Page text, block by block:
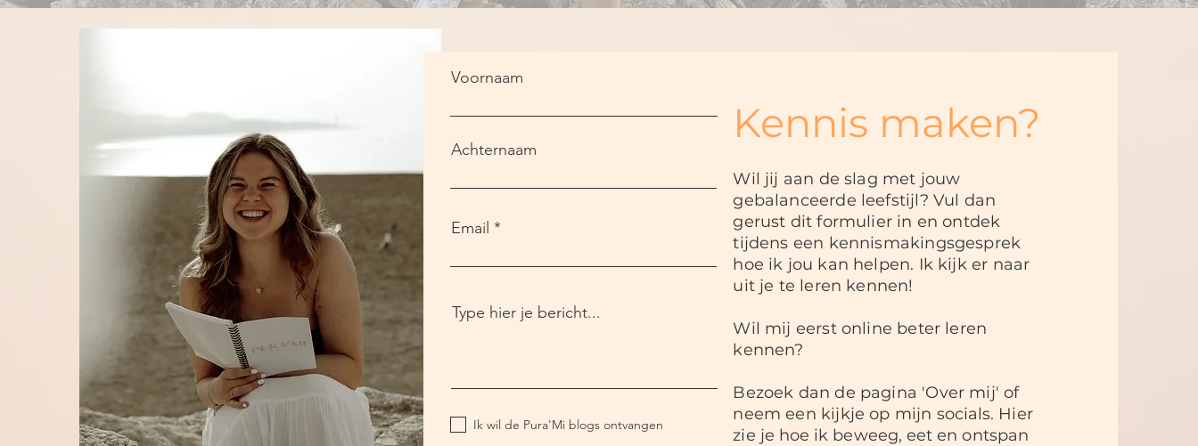
Voornaam
Achternaam
Email
Type hier je bericht...
Ik wil de Pura'Mi blogs ontvangen
Kennis maken?
Wil jij aan de slag met jouw
gebalanceerde leefstijl? Vul dan
gerust dit formulier in en ontdek
tijdens een kennismakingsgesprek
hoe ik jou kan helpen. Ik kijk er naar
uit je te leren kennen!
Wil mij eerst online beter leren
kennen?
Bezoek dan de pagina 'Over mij' of
neem een kijkje op mijn socials. Hier
zie je hoe ik beweeg, eet en ontspan